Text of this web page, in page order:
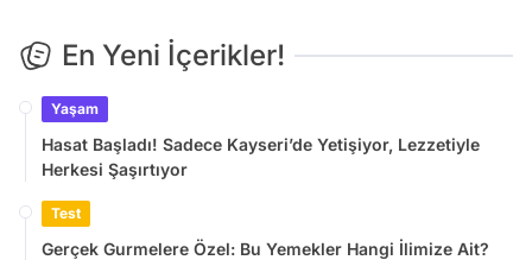
En Yeni İçerikler!
Yaşam
Hasat Başladı! Sadece Kayseri’de Yetişiyor, Lezzetiyle
Herkesi Şaşırtıyor
Test
Gerçek Gurmelere Özel: Bu Yemekler Hangi İlimize Ait?